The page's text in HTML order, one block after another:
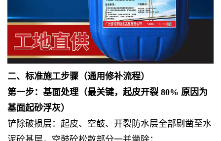
二、标准施工步骤（通用修补流程）
第一步：基面处理（最关键，起皮开裂 80% 原因为
基面起砂浮灰）
铲除破损层：起皮、空鼓、开裂防水层全部剔凿至水